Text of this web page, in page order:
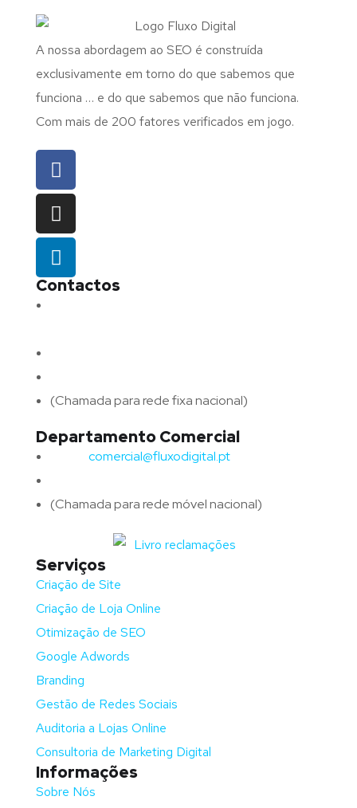
A nossa abordagem ao SEO é construída
exclusivamente em torno do que sabemos que
funciona … e do que sabemos que não funciona.
Com mais de 200 fatores verificados em jogo.
Contactos
(Chamada para rede fixa nacional)
Departamento Comercial
comercial@fluxodigital.pt
(Chamada para rede móvel nacional)
Serviços
Criação de Site
Criação de Loja Online
Otimização de SEO
Google Adwords
Branding
Gestão de Redes Sociais
Auditoria a Lojas Online
Consultoria de Marketing Digital
Informações
Sobre Nós